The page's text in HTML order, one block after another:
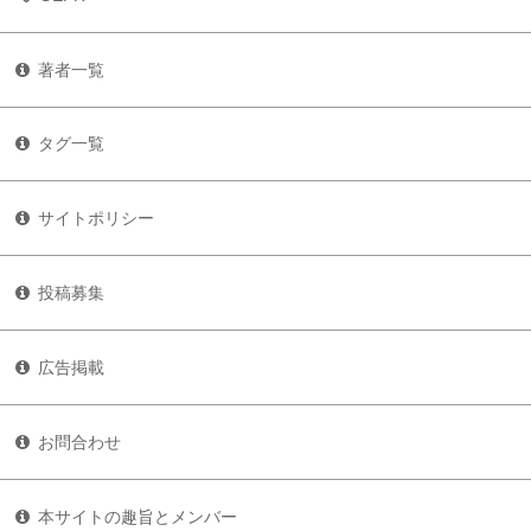
著者一覧
タグ一覧
サイトポリシー
投稿募集
広告掲載
お問合わせ
本サイトの趣旨とメンバー